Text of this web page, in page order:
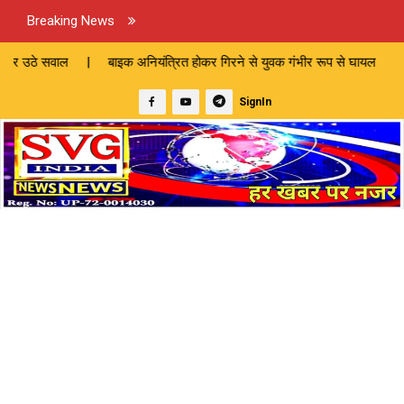
Breaking News
अनियंत्रित होकर गिरने से युवक गंभीर रूप से घायल | पत्नी के मायके
SignIn